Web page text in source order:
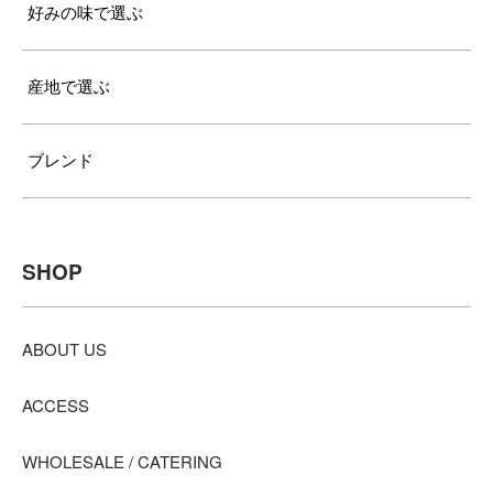
好みの味で選ぶ
産地で選ぶ
ブレンド
SHOP
ABOUT US
ACCESS
WHOLESALE / CATERING